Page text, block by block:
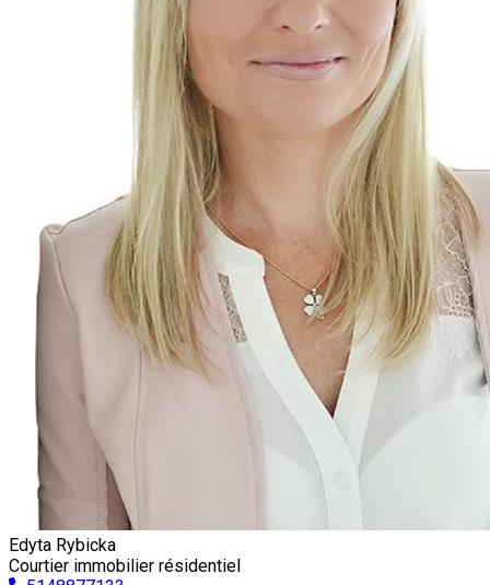
Edyta Rybicka
Courtier immobilier résidentiel